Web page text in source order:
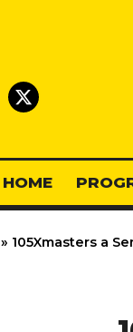
HOME
» 105Xmasters a